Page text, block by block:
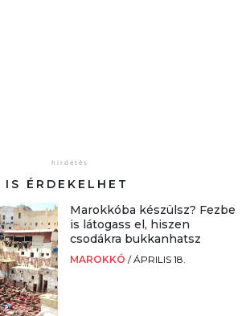
ÉRDEKELHET
Marokkóba készülsz? Fezbe
is látogass el, hiszen
csodákra bukkanhatsz
MAROKKÓ /ÁPRILIS 18.